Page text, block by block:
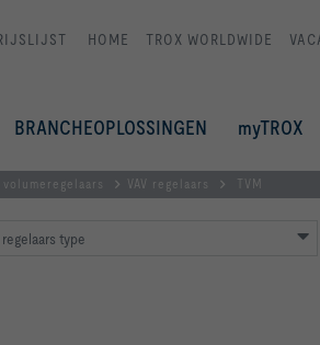
HOME TROX WORLDWIDE
BRANCHEOPLOSSINGEN myTROX
VAV regelaars TVM
regelaars type